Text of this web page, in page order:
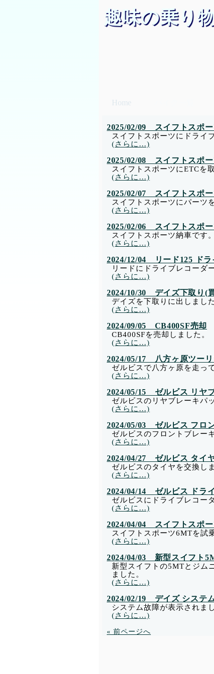
趣味の乗り
Home
2025/02/09 スイフトスポ
スイフトスポーツにドライ
(さらに…)
2025/02/08 スイフトスポ
スイフトスポーツにETCを
(さらに…)
2025/02/07 スイフトスポ
スイフトスポーツにパーツ
(さらに…)
2025/02/06 スイフトスポ
スイフトスポーツ納車です。
(さらに…)
2024/12/04 リード125 ドラ
リードにドライブレコーダ
(さらに…)
2024/10/30 デイズ下取り(
デイズを下取りに出しました
(さらに…)
2024/09/05 CB400SF売却
CB400SFを売却しました。
(さらに…)
2024/05/17 八方ヶ原ツー
ゼルビスで八方ヶ原を走っ
(さらに…)
2024/05/15 ゼルビス リヤ
ゼルビスのリヤブレーキパ
(さらに…)
2024/05/03 ゼルビス フロ
ゼルビスのフロントブレー
(さらに…)
2024/04/27 ゼルビス タイ
ゼルビスのタイヤを交換し
(さらに…)
2024/04/14 ゼルビス ドラ
ゼルビスにドライブレコー
(さらに…)
2024/04/04 スイフトスポ
スイフトスポーツ6MTを試
(さらに…)
2024/04/03 新型スイフト
新型スイフトの5MTとジム
ました。
(さらに…)
2024/02/19 デイズ システ
システム故障が表示されま
(さらに…)
« 前ページへ